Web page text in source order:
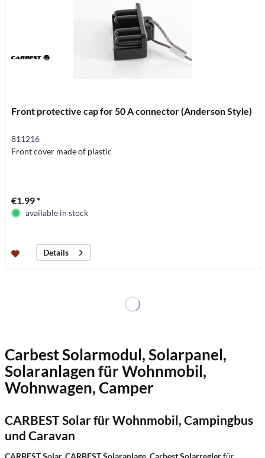
Front protective cap for 50 A connector (Anderson Style)
811216
Front cover made of plastic
€1.99 *
available in stock
Details
Carbest Solarmodul, Solarpanel,
Solaranlagen für Wohnmobil,
Wohnwagen, Camper
CARBEST Solar für Wohnmobil, Campingbus
und Caravan
CARBEST Solar, CARBEST Solaranlage, Carbest Solarreglerfür